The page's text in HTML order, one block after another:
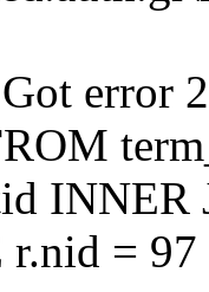
error
INNER
=